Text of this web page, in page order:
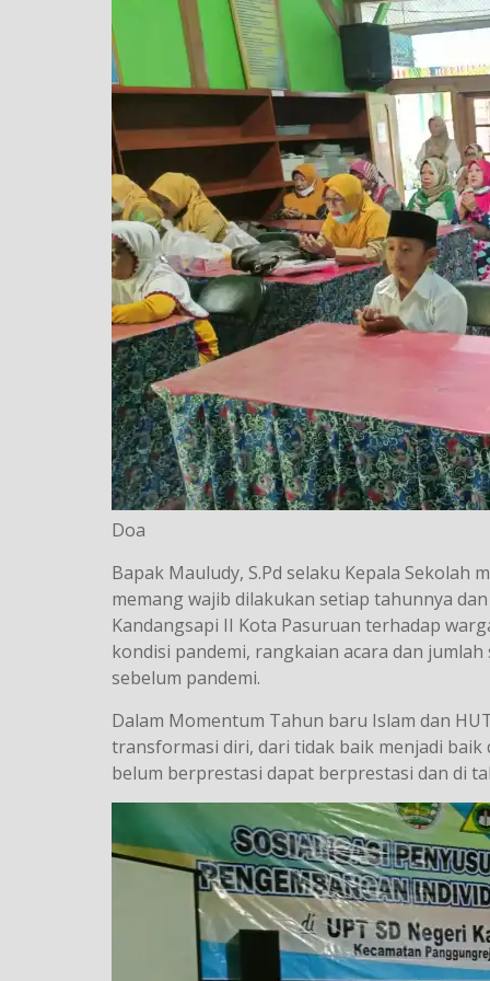
Doa
Bapak Mauludy, S.Pd selaku Kepala
memang wajib dilakukan setiap tahunnya
Kandangsapi II Kota Pasuruan terhadap
kondisi pandemi, rangkaian acara dan
sebelum pandemi.
Dalam Momentum Tahun baru Islam dan
transformasi diri, dari tidak baik menjadi baik
belum berprestasi dapat berprestasi dan di